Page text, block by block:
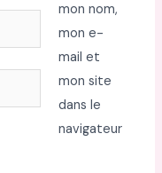
mon nom,
mon e-
mail et
mon site
dans le
navigateur